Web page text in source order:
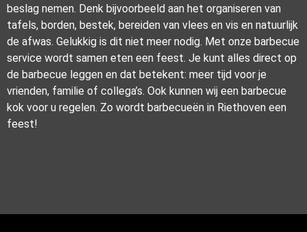
beslag nemen. Denk bijvoorbeeld aan het organiseren van
tafels, borden, bestek, bereiden van vlees en vis en natuurlijk
de afwas. Gelukkig is dit niet meer nodig. Met onze barbecue
service wordt samen eten een feest. Je kunt alles direct op
de barbecue leggen en dat betekent: meer tijd voor je
vrienden, familie of collega’s. Ook kunnen wij een barbecue
kok voor u regelen. Zo wordt barbecueën in Riethoven een
feest!